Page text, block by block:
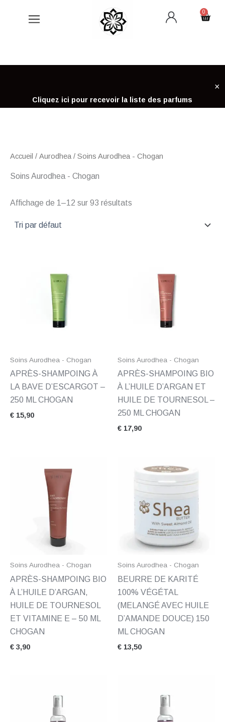
0
Cart
Cliquez ici pour recevoir la liste des parfums
×
Accueil / Aurodhea / Soins Aurodhea - Chogan
Soins Aurodhea - Chogan
Affichage de 1–12 sur 93 résultats
Soins Aurodhea - Chogan
APRÈS-SHAMPOING À
LA BAVE D’ESCARGOT –
250 ML CHOGAN
€ 15,90
Soins Aurodhea - Chogan
APRÈS-SHAMPOING BIO
À L’HUILE D’ARGAN ET
HUILE DE TOURNESOL –
250 ML CHOGAN
€ 17,90
Soins Aurodhea - Chogan
APRÈS-SHAMPOING BIO
À L’HUILE D’ARGAN,
HUILE DE TOURNESOL
ET VITAMINE E – 50 ML
CHOGAN
€ 3,90
Soins Aurodhea - Chogan
BEURRE DE KARITÉ
100% VÉGÉTAL
(MELANGÉ AVEC HUILE
D’AMANDE DOUCE) 150
ML CHOGAN
€ 13,50